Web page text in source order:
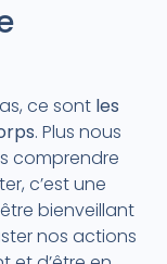
ce sont les
. Plus nous
comprendre
c’est une
bienveillant
nos actions